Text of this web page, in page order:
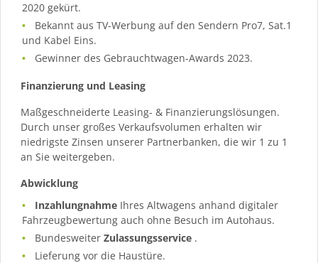
2020 gekürt.
Bekannt aus TV-Werbung auf den Sendern Pro7, Sat.1
und Kabel Eins.
Gewinner des Gebrauchtwagen-Awards 2023.
Finanzierung und Leasing
Maßgeschneiderte Leasing- & Finanzierungslösungen.
Durch unser großes Verkaufsvolumen erhalten wir
niedrigste Zinsen unserer Partnerbanken, die wir 1 zu 1
an Sie weitergeben.
Abwicklung
Inzahlungnahme Ihres Altwagens anhand digitaler
Fahrzeugbewertung auch ohne Besuch im Autohaus.
BundesweiterZulassungsservice .
Lieferung vor die Haustüre.